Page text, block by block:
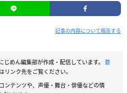
記事の内容について報告する
じめん編集部が作成・配信しています。 蒼
リンク先をご覧ください。
ンテンツや、声優・舞台・俳優などの情